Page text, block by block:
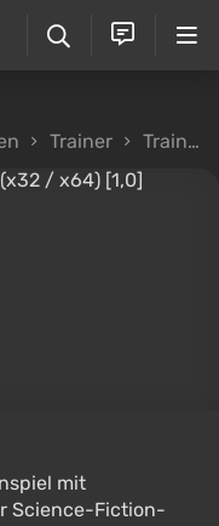
Trainer Trainer / Trainer (+2) (x32 / x64) [1,0] [403156253]
mit
Science-Fiction-